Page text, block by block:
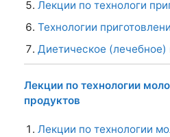
Лекции по технологи
Технологии
Диетическое (лечебное)
Лекции по технологии
продуктов
Лекции по технологии